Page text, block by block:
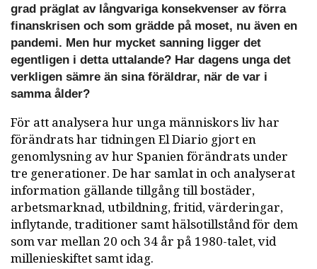
grad präglat av långvariga konsekvenser av förra
finanskrisen och som grädde på moset, nu även en
pandemi. Men hur mycket sanning ligger det
egentligen i detta uttalande? Har dagens unga det
verkligen sämre än sina föräldrar, när de var i
samma ålder?
För att analysera hur unga människors liv har
förändrats har tidningen El Diario gjort en
genomlysning av hur Spanien förändrats under
tre generationer. De har samlat in och analyserat
information gällande tillgång till bostäder,
arbetsmarknad, utbildning, fritid, värderingar,
inflytande, traditioner samt hälsotillstånd för dem
som var mellan 20 och 34 år på 1980-talet, vid
millenieskiftet samt idag.